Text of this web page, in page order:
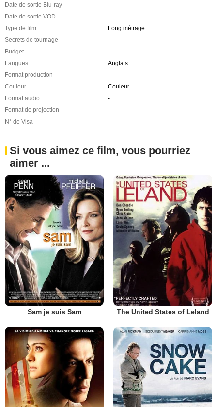
Date de sortie Blu-ray
-
Date de sortie VOD
-
Type de film
Long métrage
Secrets de tournage
-
Budget
-
Langues
Anglais
Format production
-
Couleur
Couleur
Format audio
-
Format de projection
-
N° de Visa
-
Si vous aimez ce film, vous pourriez
aimer ...
Sam je suis Sam The United States of Leland